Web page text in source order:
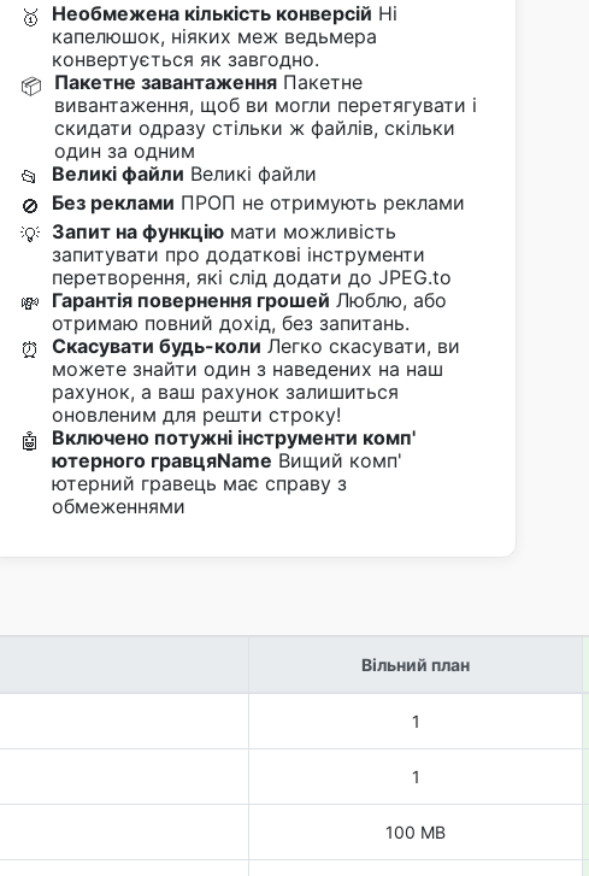
🥇 Необмежена кількість конверсій Ні
капелюшок, ніяких меж ведьмера
конвертується як завгодно.
📦 Пакетне завантаженняПакетне
вивантаження, щоб ви могли перетягувати і
скидати одразу стільки ж файлів, скільки
один за одним
📂
Великі файли Великі файли
🚫
Без реклами ПРОП не отримують реклами
💡 Запит на функціюмати можливість
запитувати про додаткові інструменти
перетворення, які слід додати до JPEG.to
💸 Гарантія повернення грошей Люблю, або
отримаю повний дохід, без запитань.
⏰
Скасувати будь-коли Легко скасувати, ви
можете знайти один з наведених на наш
рахунок, а ваш рахунок залишиться
оновленим для решти строку!
🤖
Включено потужні інструменти комп'
ютерного гравцяName Вищий комп'
ютерний гравець має справу з
обмеженнями
Вільний план
1
1
100 MB